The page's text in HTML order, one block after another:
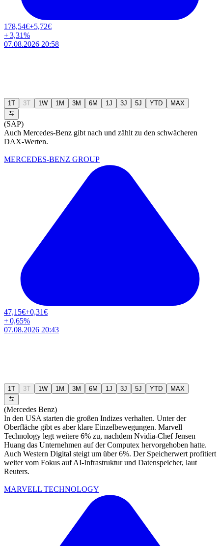
178,54€+5,72€
+3,31%
07.08.2026 20:58
1T 3T 1W 1M 3M 6M 1J 3J 5J YTD MAX
(SAP)
Auch Mercedes-Benz gibt nach und zählt zu den schwächeren
DAX-Werten.
MERCEDES-BENZ GROUP
47,15€+0,31€
+0,65%
07.08.2026 20:43
1T 3T 1W 1M 3M 6M 1J 3J 5J YTD MAX
(Mercedes Benz)
In den USA starten die großen Indizes verhalten. Unter der
Oberfläche gibt es aber klare Einzelbewegungen. Marvell
Technology legt weitere 6% zu, nachdem Nvidia-Chef Jensen
Huang das Unternehmen auf der Computex hervorgehoben hatte.
Auch Western Digital steigt um über 6%. Der Speicherwert profitiert
weiter vom Fokus auf AI-Infrastruktur und Datenspeicher, laut
Reuters.
MARVELL TECHNOLOGY